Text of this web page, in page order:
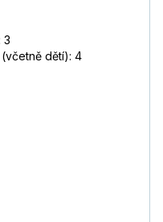
3
dětí): 4